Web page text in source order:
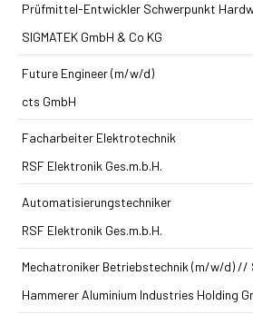
Prüfmittel-Entwickler Schwerpunkt
SIGMATEK GmbH & Co KG
Future Engineer (m/w/d)
cts GmbH
Facharbeiter Elektrotechnik
RSF Elektronik Ges.m.b.H.
Automatisierungstechniker
RSF Elektronik Ges.m.b.H.
Mechatroniker Betriebstechnik (m/w/d) //
Hammerer Aluminium Industries Holding